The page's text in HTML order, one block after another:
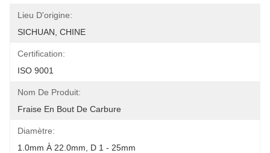
Lieu D'origine:
SICHUAN, CHINE
Certification:
ISO 9001
Nom De Produit:
Fraise En Bout De Carbure
Diamètre:
1.0mm À 22.0mm, D 1 - 25mm